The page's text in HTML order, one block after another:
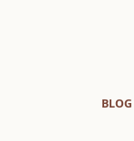
BLOG